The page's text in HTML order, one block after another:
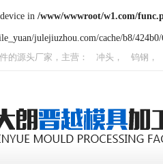
in /www/wwwroot/w1.com/
julejiuzhou.com/cache/b8/
的源头厂家，主营： 冲头 ， 钨钢 ，